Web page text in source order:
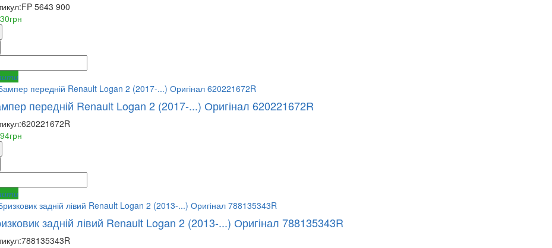
FP 5643 900
передній Renault Logan 2 (2017-...) Оригінал 620221672R
620221672R
задній лівий Renault Logan 2 (2013-...) Оригінал 788135343R
788135343R